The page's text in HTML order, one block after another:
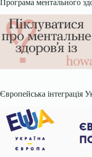
Програма ментального
Європейська інтеграція